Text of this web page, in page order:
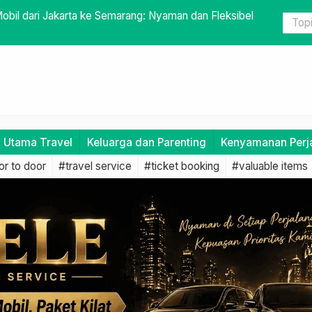
dengan Travel yang Luas Armada
Utama Travel Keluarga dan Parenting Kenyamanan
to door #travel service #ticket booking #valuable items